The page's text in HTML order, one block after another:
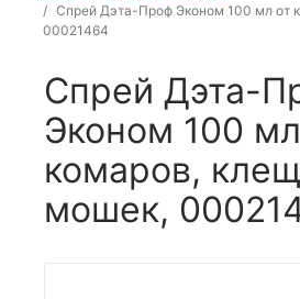
Спрей Дэта-Проф Эконом 100 мл от
00021464
Спрей Дэта-
Эконом 100
комаров,
мошек,